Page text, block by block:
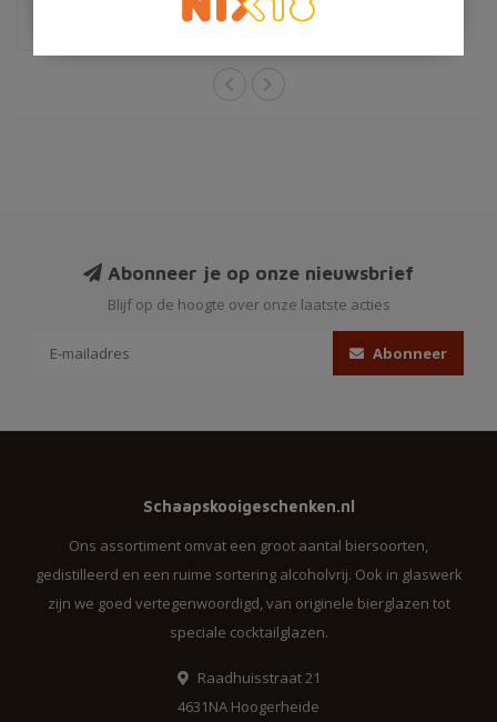
Abonneer je op onze nieuwsbrief
Blijf op de hoogte over onze laatste acties
Abonneer
Schaapskooigeschenken.nl
Ons assortiment omvat een groot aantal biersoorten,
gedistilleerd en een ruime sortering alcoholvrij. Ook in glaswerk
zijn we goed vertegenwoordigd, van originele bierglazen tot
speciale cocktailglazen.
Raadhuisstraat 21
4631NA Hoogerheide